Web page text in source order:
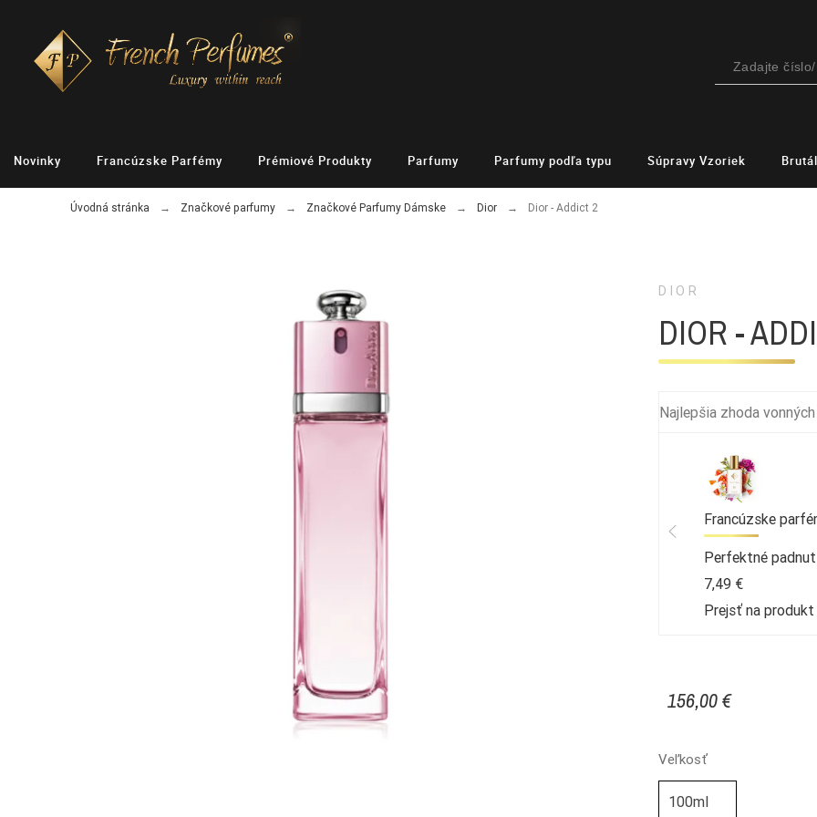
Novinky Francúzske Parfémy Prémiové Produkty Parfumy Parfumy podľa typu Súpravy Vzoriek
Úvodná stránka Značkové parfumy Značkové Parfumy Dámske Dior Dior - Addict 2
DIOR
DIOR -
Najlepšia zhoda
Francúzske
Perfektné
7,49 €
Prejsť na
156,00 €
Veľkosť
100ml